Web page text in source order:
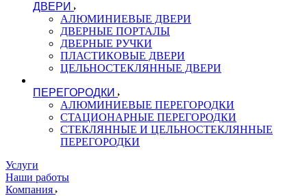
ДВЕРИ
АЛЮМИНИЕВЫЕ ДВЕРИ
ДВЕРНЫЕ ПОРТАЛЫ
ДВЕРНЫЕ РУЧКИ
ПЛАСТИКОВЫЕ ДВЕРИ
ЦЕЛЬНОСТЕКЛЯННЫЕ ДВЕРИ
ПЕРЕГОРОДКИ
АЛЮМИНИЕВЫЕ ПЕРЕГОРОДКИ
СТАЦИОНАРНЫЕ ПЕРЕГОРОДКИ
СТЕКЛЯННЫЕ И ЦЕЛЬНОСТЕКЛЯННЫЕ
ПЕРЕГОРОДКИ
Услуги
Наши работы
Компания